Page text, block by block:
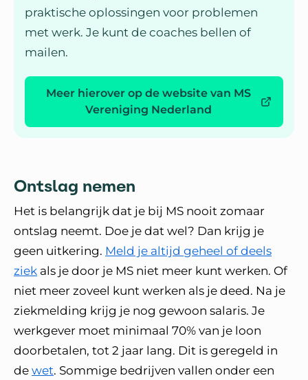
praktische oplossingen voor problemen
met werk. Je kunt de coaches bellen of
mailen.
Meer hierover op de website van MS
Vereniging Nederland
Ontslag nemen
Het is belangrijk dat je bij MS nooit zomaar
ontslag neemt. Doe je dat wel? Dan krijg je
geen uitkering. Meld je altijd geheel of deels
ziek als je door je MS niet meer kunt werken. Of
niet meer zoveel kunt werken als je deed. Na je
ziekmelding krijg je nog gewoon salaris. Je
werkgever moet minimaal 70% van je loon
doorbetalen, tot 2 jaar lang. Dit is geregeld in
de wet. Sommige bedrijven vallen onder een